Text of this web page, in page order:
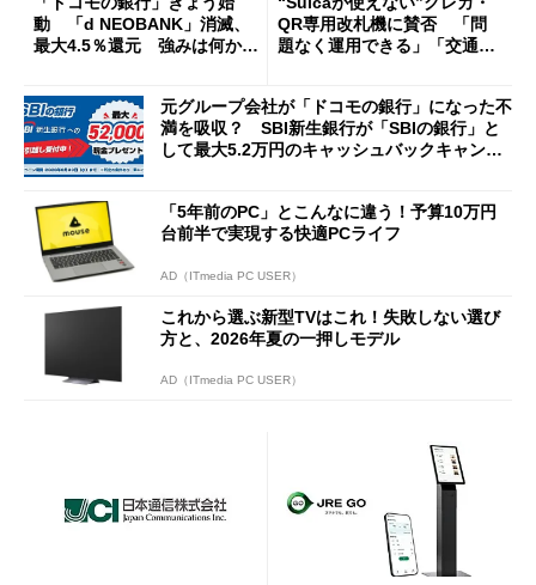
動 「d NEOBANK」消滅、
最大4.5％還元 強みは何か解
QR専用改札機に賛否 「問
題なく運用できる」「交通系I
元グループ会社が「ドコモの銀行」になった不
満を吸収？ SBI新生銀行が「SBIの銀行」と
して最大5.2万円のキャッシュバックキャンペ
「5年前のPC」とこんなに違う！予算10万円
台前半で実現する快適PCライフ
AD（ITmedia PC USER）
これから選ぶ新型TVはこれ！失敗しない選び
方と、2026年夏の一押しモデル
AD（ITmedia PC USER）